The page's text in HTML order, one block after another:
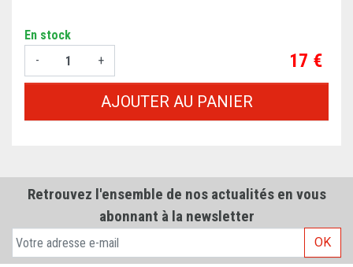
En stock
-
+ Prix
17 €
AJOUTER AU PANIER
Retrouvez l'ensemble de nos actualités en vous
abonnant à la newsletter
OK